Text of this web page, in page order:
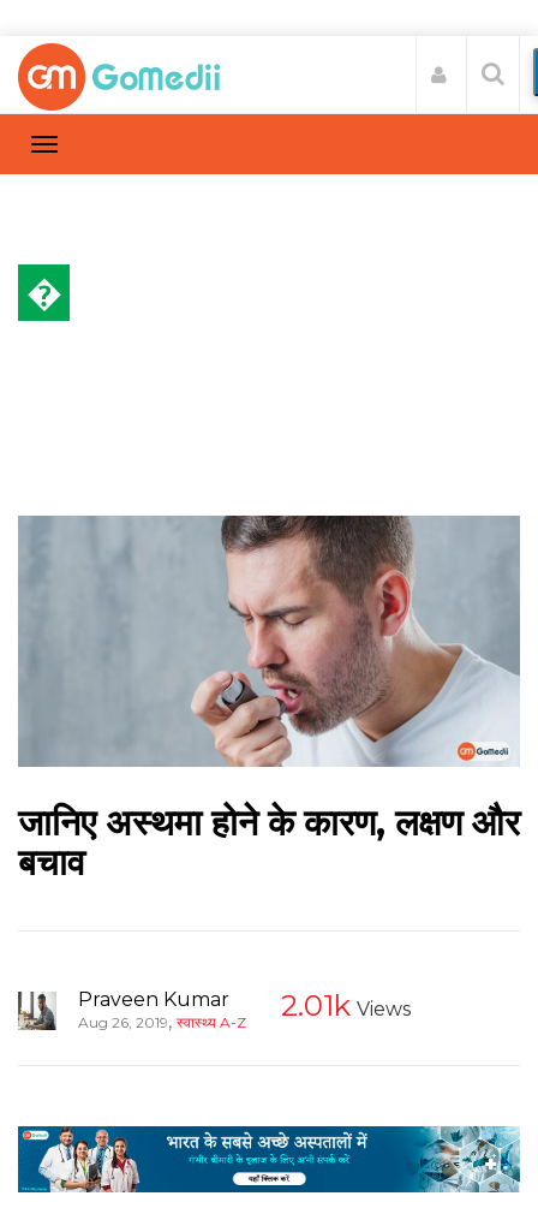
�
जानिए अस्थमा होने के कारण, लक्षण और
बचाव
Praveen Kumar
Aug 26, 2019, स्वास्थ्य A-Z 2.01k Views